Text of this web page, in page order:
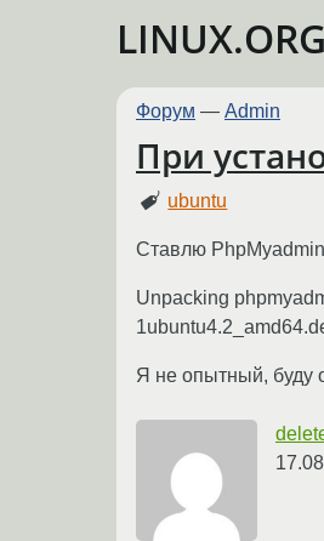
Форум — Admin
При
ubuntu
Ставлю
Unpacking
Я не опытный, буду